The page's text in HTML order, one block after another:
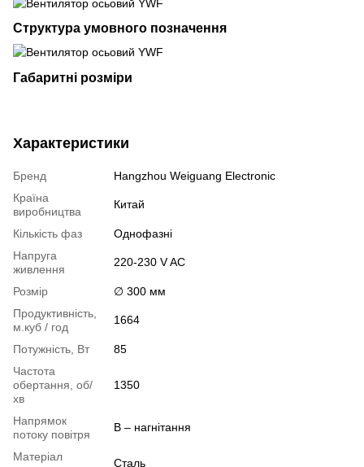
Структура умовного позначення
Габаритні розміри
Характеристики
Бренд
Hangzhou Weiguang Electronic
Країна
виробництва
Китай
Кількість фаз
Однофазні
Напруга
живлення
220-230 V AC
Розмір
∅ 300 мм
Продуктивність,
м.куб / год
1664
Потужність, Вт
85
Частота
обертання, об/
хв
1350
Напрямок
потоку повітря
B – нагнітання
Матеріал
Сталь